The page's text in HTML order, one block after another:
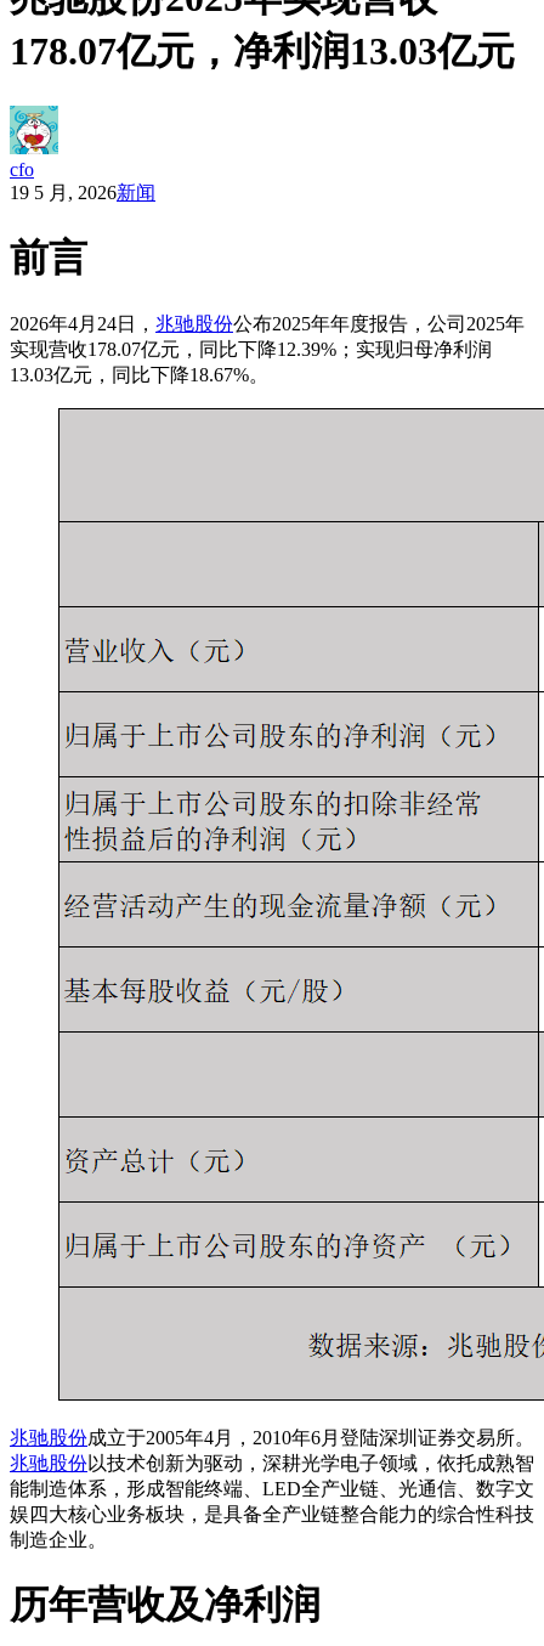
178.07亿元，净利润13.03亿元
cfo
19 5 月, 2026新闻
前言
2026年4月24日， 兆驰股份公布2025年年度报告，公司2025年
实现营收178.07亿元，同比下降12.39%；实现归母净利润
13.03亿元，同比下降18.67%。
兆驰股份成立于2005年4月，2010年6月登陆深圳证券交易所。
兆驰股份以技术创新为驱动，深耕光学电子领域，依托成熟智
能制造体系，形成智能终端、LED全产业链、光通信、数字文
娱四大核心业务板块，是具备全产业链整合能力的综合性科技
制造企业。
历年营收及净利润